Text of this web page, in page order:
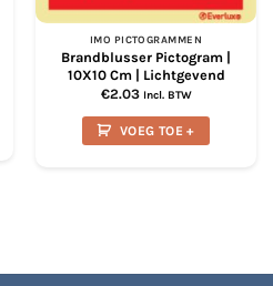
IMO PICTOGRAMMEN
Brandblusser Pictogram |
10X10 Cm | Lichtgevend
€2.03 Incl. BTW
VOEG TOE +